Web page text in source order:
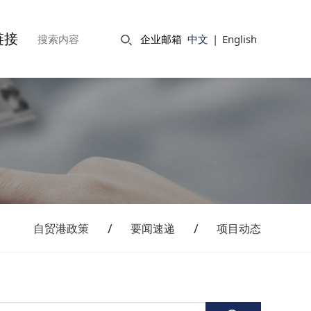
中文 | English
企业邮箱
接
自贸港政策 要闻速递 项目动态